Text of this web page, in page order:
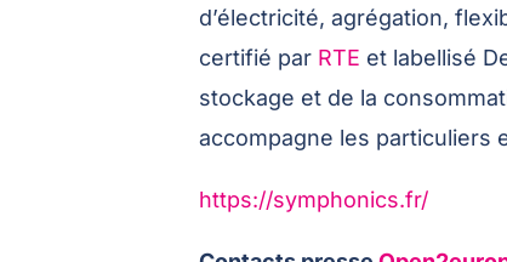
d’électricité, agrégation,
certifié par RTE et labellisé
stockage et de la
accompagne les particuliers
https://symphonics.fr/